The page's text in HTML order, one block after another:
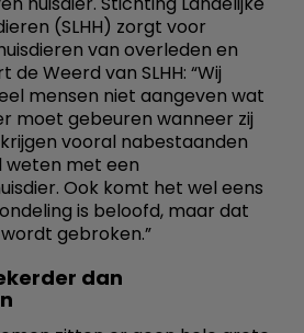
(SLHH) zorgt voor
van overleden en
de Weerd van SLHH: “Wij
mensen niet aangeven wat
moet gebeuren wanneer zij
vooral nabestaanden
weten met een
Ook komt het wel eens
is beloofd, maar dat
gebroken.”
dan